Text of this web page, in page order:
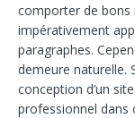
comporter de bons
impérativement
paragraphes.
demeure naturelle.
conception d’un
professionnel dans